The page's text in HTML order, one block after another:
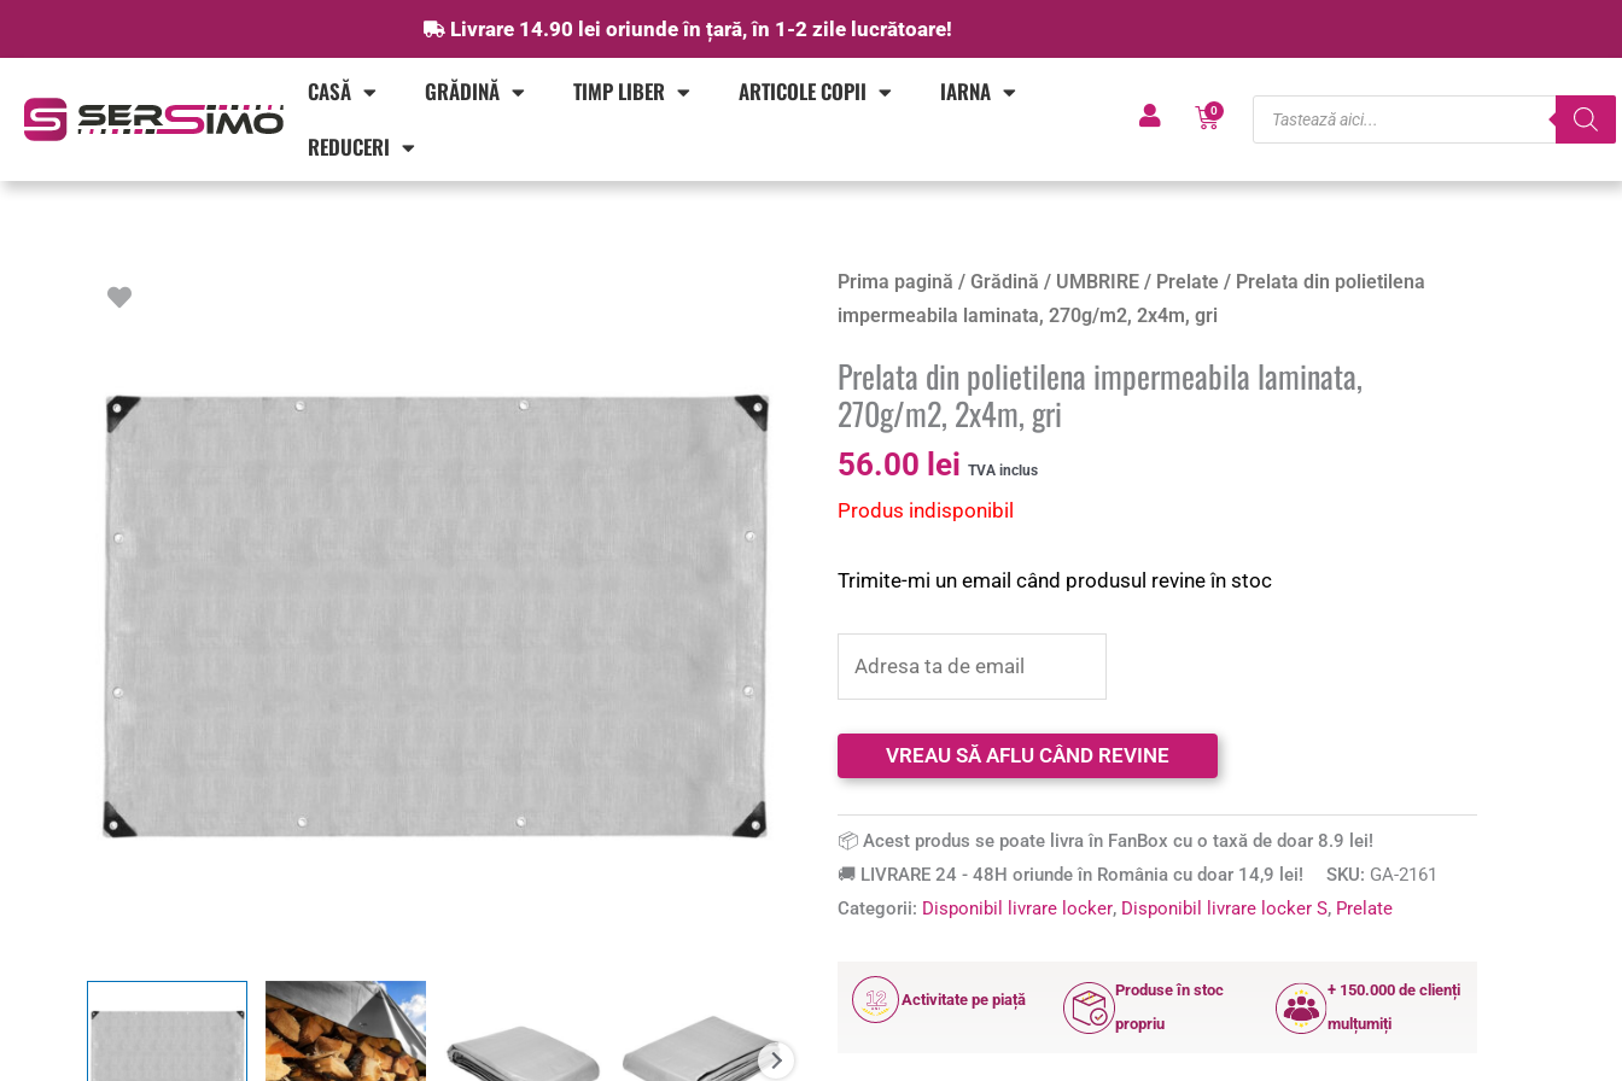
Livrare 14.90 lei oriunde în țară, în 1-2 zile lucrătoare!
CASĂ GRĂDINĂ TIMP LIBER ARTICOLE COPII
IARNA
REDUCERI
0
Cart
Products
search
Prima pagină /Grădină / UMBRIRE / Prelate / Prelata din polietilena
impermeabila laminata, 270g/m2, 2x4m, gri
Prelata din polietilena impermeabila laminata,
270g/m2, 2x4m, gri
56.00 lei TVA inclus
Produs indisponibil
Trimite-mi un email când produsul revine în stoc
📦 Acest produs se poate livra în FanBox cu o taxă de doar 8.9 lei!
🚚 LIVRARE 24 - 48H oriunde în România cu doar 14,9 lei!
SKU: GA-2161
Categorii: Disponibil livrare locker, Disponibil livrare locker S, Prelate
12
ANI
Activitate pe piață
Produse în stoc
propriu
+ 150.000 de clienți
mulțumiți